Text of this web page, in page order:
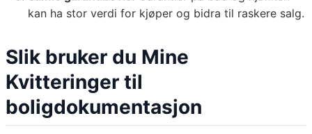
kan ha stor verdi for kjøper og bidra til raskere salg.
Slik bruker du Mine
Kvitteringer til
boligdokumentasjon